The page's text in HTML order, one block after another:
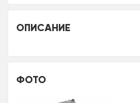
ОПИСАНИЕ
ФОТО